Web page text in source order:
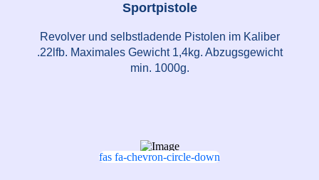
Sportpistole
Revolver und selbstladende Pistolen im Kaliber
.22lfb. Maximales Gewicht 1,4kg. Abzugsgewicht
min. 1000g.
fas fa-chevron-circle-down